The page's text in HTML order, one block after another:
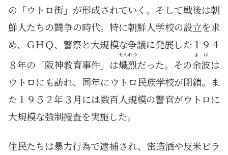
の「ウトロ街」が形成されていく。そして戦後は朝
鮮人たちの闘争の時代。特に朝鮮人学校の設立を求
め、ＧＨＱ、警察と大規模な争議に発展した１９４
８年の「阪神教育事件」は熾烈
せんれつ
だった。その余波
よは
は
ウトロにも訪れ、同年にウトロ民族学校が閉鎖。ま
た１９５２年３月には数百人規模の警官がウトロに
大規模な強制捜査を実施した。
住民たちは暴力行為で逮捕され、密造酒や反米ビラ